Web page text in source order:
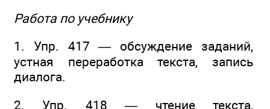
Работа по учебнику
1. Упр. 417 — обсуждение заданий,
устная переработка текста, запись
диалога.
2. Упр. 418 — чтение текста,